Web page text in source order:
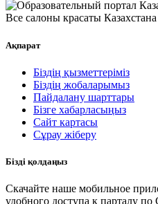
Все салоны красаты Казахстана
Ақпарат
Біздің қызметтеріміз
Біздің жобаларымыз
Пайдалану шарттары
Бізге хабарласыңыз
Сайт картасы
Сұрау жіберу
Бізді қолдаңыз
Скачайте наше мобильное
удобного доступа к парталу